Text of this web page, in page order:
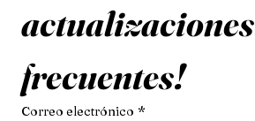
actualizaciones
frecuentes!
Correo electrónico *